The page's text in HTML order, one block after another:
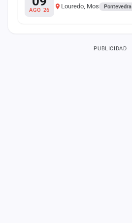
AGO 26
Louredo, Mos Pontevedra
PUBLICIDAD